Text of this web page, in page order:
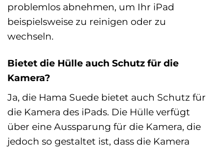
problemlos abnehmen, um Ihr iPad
beispielsweise zu reinigen oder zu
wechseln.
Bietet die Hülle auch Schutz für die
Kamera?
Ja, die Hama Suede bietet auch Schutz für
die Kamera des iPads. Die Hülle verfügt
über eine Aussparung für die Kamera, die
jedoch so gestaltet ist, dass die Kamera